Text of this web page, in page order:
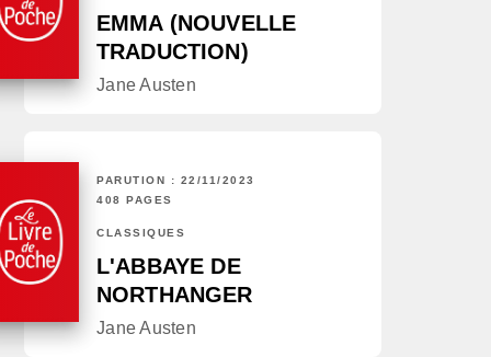
EMMA (NOUVELLE
TRADUCTION)
Jane Austen
PARUTION : 22/11/2023
408 PAGES
CLASSIQUES
L'ABBAYE DE
NORTHANGER
Jane Austen